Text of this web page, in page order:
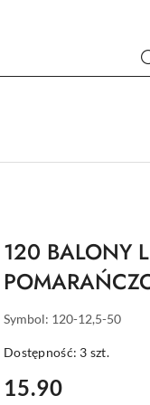
120 BALONY
Symbol: 120-12,5-50
Dostępność: 3 szt.
cena:
15.90